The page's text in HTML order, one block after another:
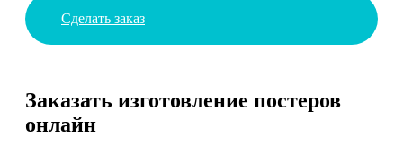
Сделать заказ
Заказать изготовление постеров
онлайн